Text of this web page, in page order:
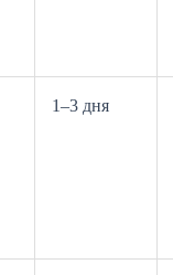
1–3 дня